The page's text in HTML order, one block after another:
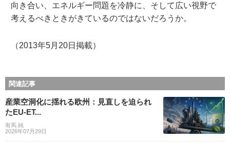
向き合い、エネルギー問題を冷静に、そして広い視野で
考えるべきときがきているのではないだろうか。
（2013年5月20日掲載）
関連記事
産業空洞化に揺れる欧州：見直しを迫られ
たEU-ET...
有馬 純
2026年07月29日